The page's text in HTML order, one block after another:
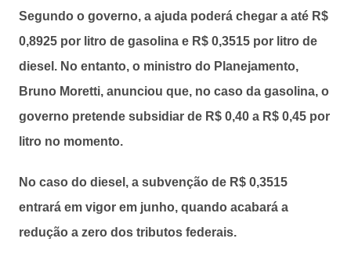
Segundo o governo, a ajuda poderá chegar a até R$
0,8925 por litro de gasolina e R$ 0,3515 por litro de
diesel. No entanto, o ministro do Planejamento,
Bruno Moretti, anunciou que, no caso da gasolina, o
governo pretende subsidiar de R$ 0,40 a R$ 0,45 por
litro no momento.
No caso do diesel, a subvenção de R$ 0,3515
entrará em vigor em junho, quando acabará a
redução a zero dos tributos federais.